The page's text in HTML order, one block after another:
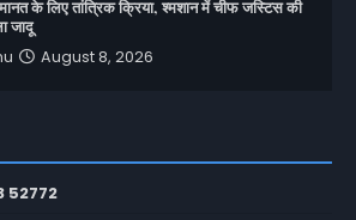
के लिए तांत्रिक क्रिया, श्मशान में चीफ जस्टिस की
जादू
August 8, 2026
52772